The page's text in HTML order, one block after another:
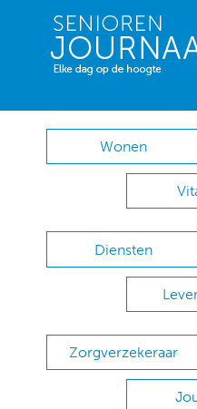
Wonen
Diensten
Zorgverzekeraar